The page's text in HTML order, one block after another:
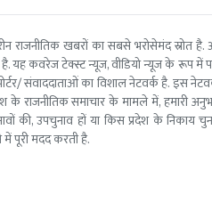
राजनीतिक खबरों का सबसे भरोसेमंद स्रोत
यह कवरेज टेक्स्ट न्यूज, वीडियो न्यूज के रूप में
संवाददाताओं का विशाल नेटवर्क है. इस
देश के राजनीतिक समाचार के मामले में,
की, उपचुनाव हों या किस प्रदेश के निकाय
पूरी मदद करती है.